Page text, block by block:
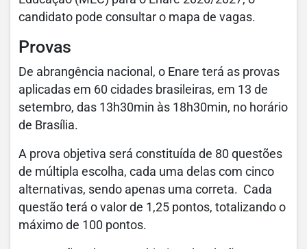
candidato pode consultar o mapa de vagas.
Provas
De abrangência nacional, o Enare terá as provas
aplicadas em 60 cidades brasileiras, em 13 de
setembro, das 13h30min às 18h30min, no horário
de Brasília.
A prova objetiva será constituída de 80 questões
de múltipla escolha, cada uma delas com cinco
alternativas, sendo apenas uma correta. Cada
questão terá o valor de 1,25 pontos, totalizando o
máximo de 100 pontos.